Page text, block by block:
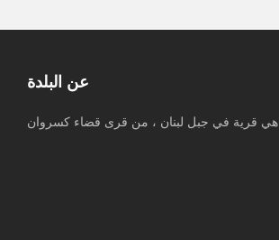
عن البلدة
هي قرية في جبل لبنان ، من قرى قضاء كسروان